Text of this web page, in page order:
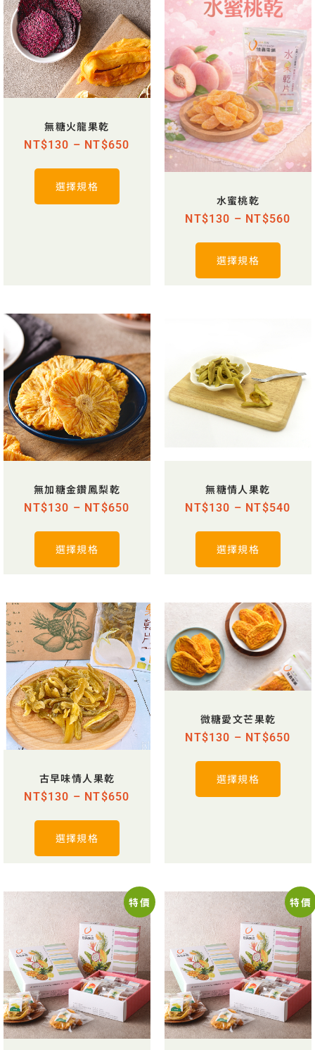
無糖火龍果乾
NT$130 – NT$650
選擇規格
水蜜桃乾
NT$130 – NT$560
選擇規格
無加糖金鑽鳳梨乾
NT$130 – NT$650
選擇規格
無糖情人果乾
NT$130 – NT$540
選擇規格
古早味情人果乾
NT$130 – NT$650
選擇規格
微糖愛文芒果乾
NT$130 – NT$650
選擇規格
特價 特價